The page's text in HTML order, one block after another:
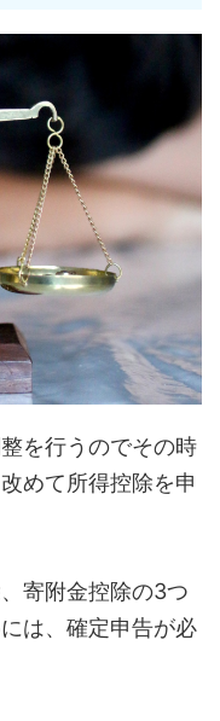
を行うのでその時
めて所得控除を申
寄附金控除の3つ
は、確定申告が必